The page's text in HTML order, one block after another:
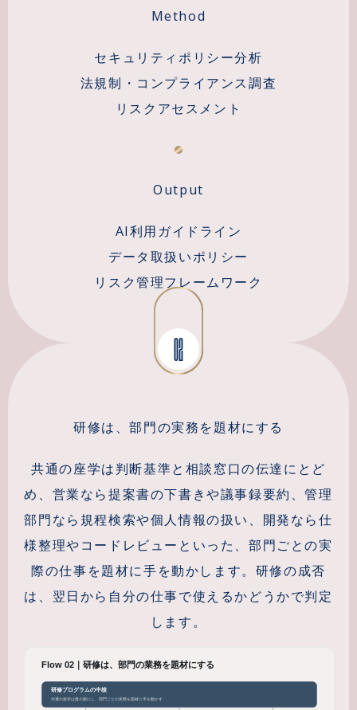
Method
セキュリティポリシー分析
法規制・コンプライアンス調査
リスクアセスメント
Output
AI利用ガイドライン
データ取扱いポリシー
リスク管理フレームワーク
02
研修は、部門の実務を題材にする
共通の座学は判断基準と相談窓口の伝達にとど
め、営業なら提案書の下書きや議事録要約、管理
部門なら規程検索や個人情報の扱い、開発なら仕
様整理やコードレビューといった、部門ごとの実
際の仕事を題材に手を動かします。研修の成否
は、翌日から自分の仕事で使えるかどうかで判定
します。